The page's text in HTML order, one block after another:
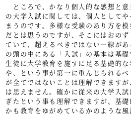
ところで、かなり個人的な感想と
の大学入試に関しては、個人として
まうのです。多様な受験のあり方を
だとは思うのですが、そこにはおの
ていて、超えるべきではない一線が
の頭の中にある「入試」の基本は基
生徒に大学教育を施すに足る基礎的
や、という事が第一に重んじられる
が全てではないことは理解できます
は思えません。確かに従来の大学入
ぎたという事も理解できますが、基
かも教育をゆがめているかのような風